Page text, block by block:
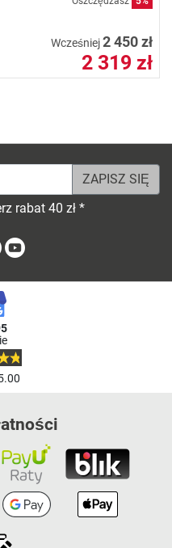
Wcześniej2 450 zł
2 319 zł
rabat 40 zł *
Instagram